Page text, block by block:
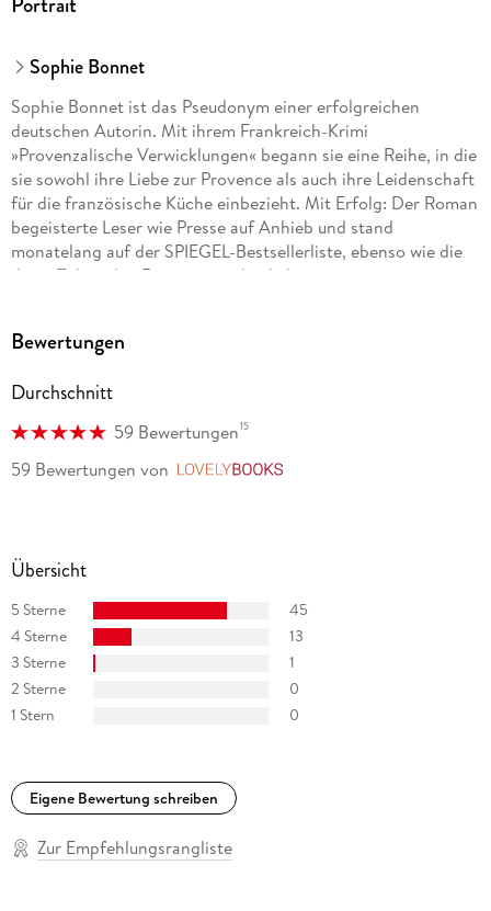
Sophie Bonnet
Sophie Bonnet ist das Pseudonym einer erfolgreichen
deutschen Autorin. Mit ihrem Frankreich-Krimi
»Provenzalische Verwicklungen« begann sie eine Reihe, in die
sie sowohl ihre Liebe zur Provence als auch ihre Leidenschaft
für die französische Küche einbezieht. Mit Erfolg: Der Roman
begeisterte Leser wie Presse auf Anhieb und stand
monatelang auf der SPIEGEL-Bestsellerliste, ebenso wie die
darauffolgenden Romane um den liebenswerten
Bewertungen
Durchschnitt
59 Bewertungen15
59 Bewertungen von
Übersicht
5 Sterne
45
4 Sterne
13
3 Sterne
1
2 Sterne
0
1 Stern
0
Eigene Bewertung schreiben
Zur Empfehlungsrangliste